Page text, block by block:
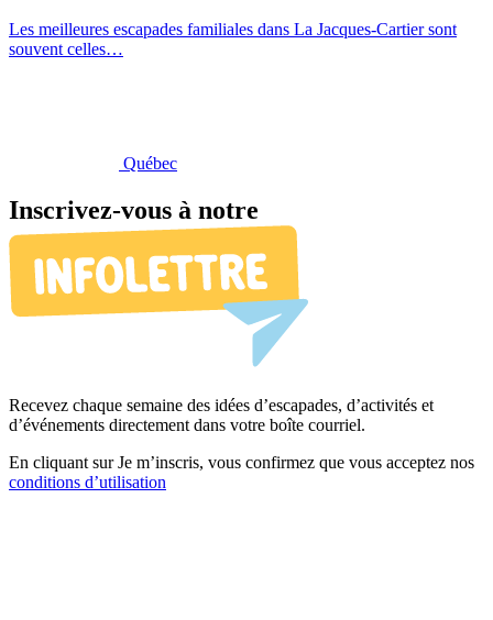
Les meilleures escapades familiales dans La Jacques-Cartier sont
souvent celles…
Québec
Inscrivez-vous à notre
Recevez chaque semaine des idées d’escapades, d’activités et
d’événements directement dans votre boîte courriel.
En cliquant sur Je m’inscris, vous confirmez que vous acceptez nos
conditions d’utilisation